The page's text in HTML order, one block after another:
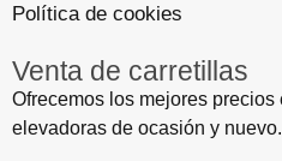
Política de cookies
Venta de carretillas
Ofrecemos los mejores precios
elevadoras de ocasión y nuevo.